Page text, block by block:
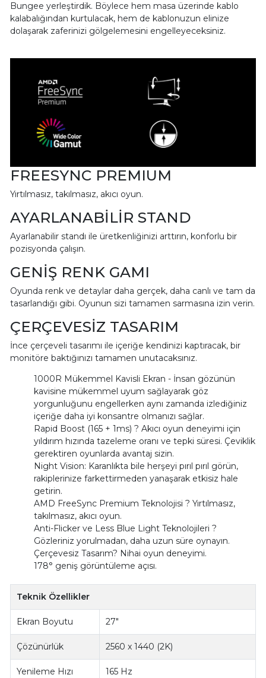
Bungee yerleştirdik. Böylece hem masa üzerinde kablo
kalabalığından kurtulacak, hem de kablonuzun elinize
dolaşarak zaferinizi gölgelemesini engelleyeceksiniz.
FREESYNC PREMIUM
Yırtılmasız, takılmasız, akıcı oyun.
AYARLANABİLİR STAND
Ayarlanabilir standı ile üretkenliğinizi arttırın, konforlu bir
pozisyonda çalışın.
GENİŞ RENK GAMI
Oyunda renk ve detaylar daha gerçek, daha canlı ve tam da
tasarlandığı gibi. Oyunun sizi tamamen sarmasına izin verin.
ÇERÇEVESİZ TASARIM
İnce çerçeveli tasarımı ile içeriğe kendinizi kaptıracak, bir
monitöre baktığınızı tamamen unutacaksınız.
1000R Mükemmel Kavisli Ekran - İnsan gözünün
kavisine mükemmel uyum sağlayarak göz
yorgunluğunu engellerken aynı zamanda izlediğiniz
içeriğe daha iyi konsantre olmanızı sağlar.
Rapid Boost (165 + 1ms) ? Akıcı oyun deneyimi için
yıldırım hızında tazeleme oranı ve tepki süresi. Çeviklik
gerektiren oyunlarda avantaj sizin.
Night Vision: Karanlıkta bile herşeyi pırıl pırıl görün,
rakiplerinize farkettirmeden yanaşarak etkisiz hale
getirin.
AMD FreeSync Premium Teknolojisi ? Yırtılmasız,
takılmasız, akıcı oyun.
Anti-Flicker ve Less Blue Light Teknolojileri ?
Gözleriniz yorulmadan, daha uzun süre oynayın.
Çerçevesiz Tasarım? Nihai oyun deneyimi.
178° geniş görüntüleme açısı.
Teknik Özellikler
Ekran Boyutu 27"
Çözünürlük 2560 x 1440 (2K)
Yenileme Hızı 165 Hz